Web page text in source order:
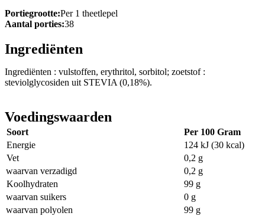
Portiegrootte:Per 1 theetlepel
Aantal porties:38
Ingrediënten
Ingrediënten : vulstoffen, erythritol, sorbitol; zoetstof :
steviolglycosiden uit STEVIA (0,18%).
Voedingswaarden
Soort
Per 100 Gram
Energie
124 kJ (30 kcal)
Vet
0,2 g
waarvan verzadigd
0,2 g
Koolhydraten
99 g
waarvan suikers
0 g
waarvan polyolen
99 g